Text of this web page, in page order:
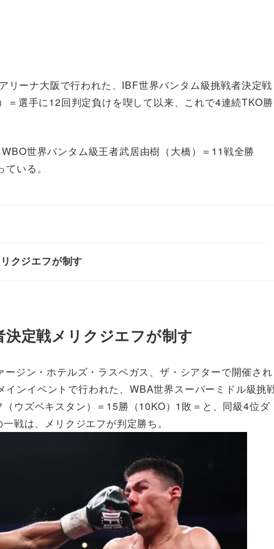
ーナ大阪で行われた、IBF世界バンタム級挑戦者決定戦
選手に12回判定負けを喫して以来、これで4連続TKO勝
世界バンタム級王者武居由樹（大橋）＝11戦全勝
いる。
クジエフが制す
定戦メリクジエフが制す
ジン・ホテルズ・ラスベガス、ザ・シアターで開催され
ンイベントで行われた、WBA世界スーパーミドル級挑
ウズベキスタン）＝15勝（10KO）1敗＝と、同級4位ダ
戦は、メリクジエフが判定勝ち。